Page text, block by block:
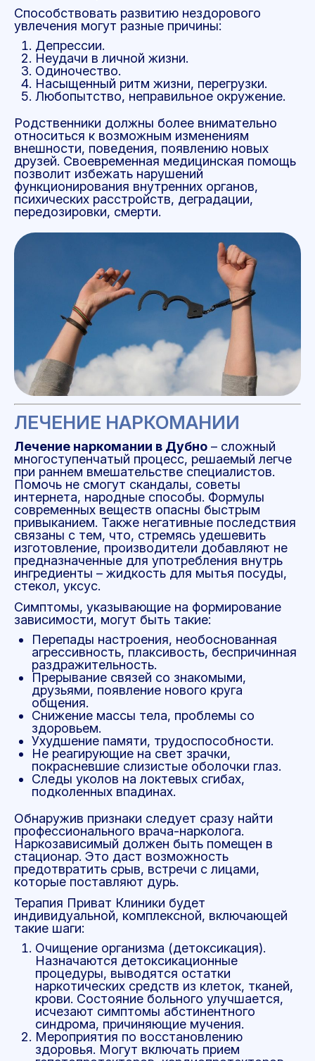
Способствовать развитию нездорового
увлечения могут разные причины:
Депрессии.
Неудачи в личной жизни.
Одиночество.
Насыщенный ритм жизни, перегрузки.
Любопытство, неправильное окружение.
Родственники должны более внимательно
относиться к возможным изменениям
внешности, поведения, появлению новых
друзей. Своевременная медицинская помощь
позволит избежать нарушений
функционирования внутренних органов,
психических расстройств, деградации,
передозировки, смерти.
ЛЕЧЕНИЕ НАРКОМАНИИ
Лечение наркомании в Дубно – сложный
многоступенчатый процесс, решаемый легче
при раннем вмешательстве специалистов.
Помочь не смогут скандалы, советы
интернета, народные способы. Формулы
современных веществ опасны быстрым
привыканием. Также негативные последствия
связаны с тем, что, стремясь удешевить
изготовление, производители добавляют не
предназначенные для употребления внутрь
ингредиенты – жидкость для мытья посуды,
стекол, уксус.
Симптомы, указывающие на формирование
зависимости, могут быть такие:
Перепады настроения, необоснованная
агрессивность, плаксивость, беспричинная
раздражительность.
Прерывание связей со знакомыми,
друзьями, появление нового круга
общения.
Снижение массы тела, проблемы со
здоровьем.
Ухудшение памяти, трудоспособности.
Не реагирующие на свет зрачки,
покрасневшие слизистые оболочки глаз.
Следы уколов на локтевых сгибах,
подколенных впадинах.
Обнаружив признаки следует сразу найти
профессионального врача-нарколога.
Наркозависимый должен быть помещен в
стационар. Это даст возможность
предотвратить срыв, встречи с лицами,
которые поставляют дурь.
Терапия Приват Клиники будет
индивидуальной, комплексной, включающей
такие шаги:
Очищение организма (детоксикация).
Назначаются детоксикационные
процедуры, выводятся остатки
наркотических средств из клеток, тканей,
крови. Состояние больного улучшается,
исчезают симптомы абстинентного
синдрома, причиняющие мучения.
Мероприятия по восстановлению
здоровья. Могут включать прием